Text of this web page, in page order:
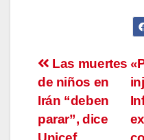
de
entradas
Las muertes
de niños en
Irán “deben
parar”, dice